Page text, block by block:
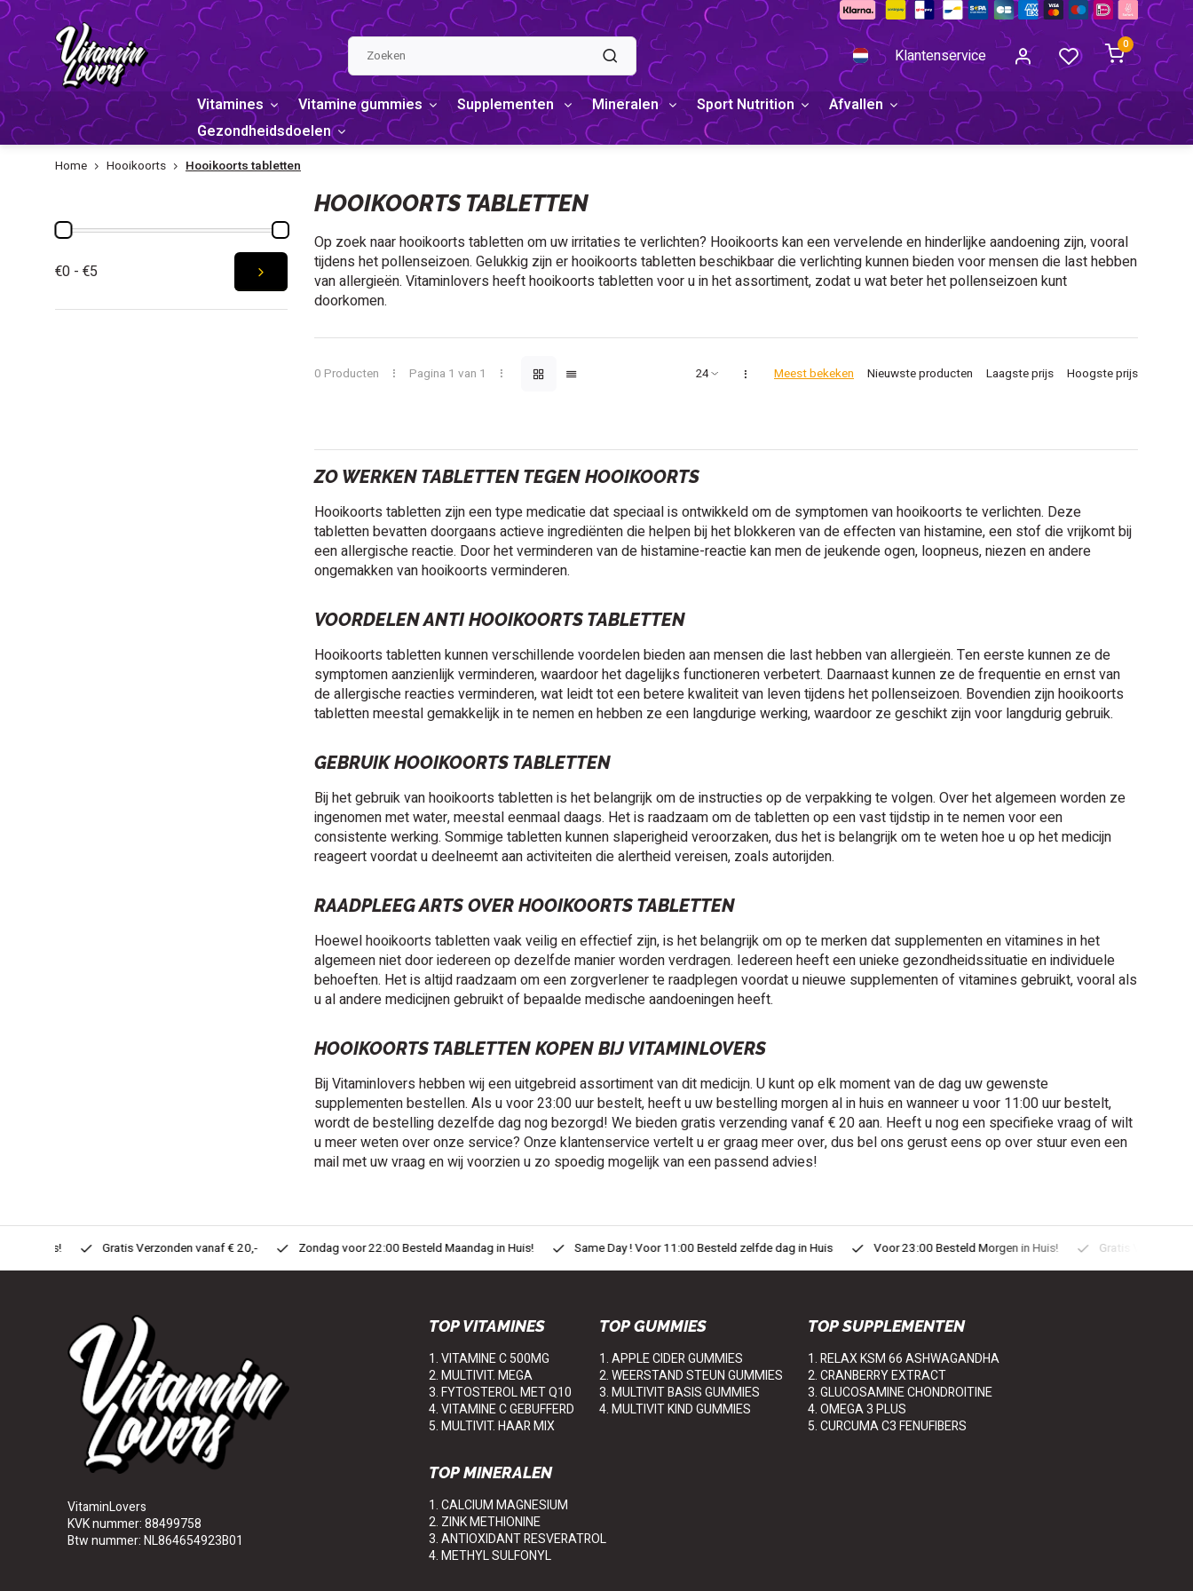
Klantenservice
0
Vitamines Vitamine gummies Supplementen Mineralen Sport Nutrition
Afvallen
Gezondheidsdoelen
Home Hooikoorts Hooikoorts tabletten
€0 - €5
HOOIKOORTS TABLETTEN
Op zoek naar hooikoorts tabletten om uw irritaties te verlichten? Hooikoorts kan een vervelende en hinderlijke aandoening zijn, vooral
tijdens het pollenseizoen. Gelukkig zijn er hooikoorts tabletten beschikbaar die verlichting kunnen bieden voor mensen die last hebben
van allergieën. Vitaminlovers heeft hooikoorts tabletten voor u in het assortiment, zodat u wat beter het pollenseizoen kunt
doorkomen.
0 Producten Pagina 1 van 1 Meest bekeken Nieuwste producten Laagste prijs Hoogste prijs
ZO WERKEN TABLETTEN TEGEN HOOIKOORTS
Hooikoorts tabletten zijn een type medicatie dat speciaal is ontwikkeld om de symptomen van hooikoorts te verlichten. Deze
tabletten bevatten doorgaans actieve ingrediënten die helpen bij het blokkeren van de effecten van histamine, een stof die vrijkomt bij
een allergische reactie. Door het verminderen van de histamine-reactie kan men de jeukende ogen, loopneus, niezen en andere
ongemakken van hooikoorts verminderen.
VOORDELEN ANTI HOOIKOORTS TABLETTEN
Hooikoorts tabletten kunnen verschillende voordelen bieden aan mensen die last hebben van allergieën. Ten eerste kunnen ze de
symptomen aanzienlijk verminderen, waardoor het dagelijks functioneren verbetert. Daarnaast kunnen ze de frequentie en ernst van
de allergische reacties verminderen, wat leidt tot een betere kwaliteit van leven tijdens het pollenseizoen. Bovendien zijn hooikoorts
tabletten meestal gemakkelijk in te nemen en hebben ze een langdurige werking, waardoor ze geschikt zijn voor langdurig gebruik.
GEBRUIK HOOIKOORTS TABLETTEN
Bij het gebruik van hooikoorts tabletten is het belangrijk om de instructies op de verpakking te volgen. Over het algemeen worden ze
ingenomen met water, meestal eenmaal daags. Het is raadzaam om de tabletten op een vast tijdstip in te nemen voor een
consistente werking. Sommige tabletten kunnen slaperigheid veroorzaken, dus het is belangrijk om te weten hoe u op het medicijn
reageert voordat u deelneemt aan activiteiten die alertheid vereisen, zoals autorijden.
RAADPLEEG ARTS OVER HOOIKOORTS TABLETTEN
Hoewel hooikoorts tabletten vaak veilig en effectief zijn, is het belangrijk om op te merken dat supplementen en vitamines in het
algemeen niet door iedereen op dezelfde manier worden verdragen. Iedereen heeft een unieke gezondheidssituatie en individuele
behoeften. Het is altijd raadzaam om een zorgverlener te raadplegen voordat u nieuwe supplementen of vitamines gebruikt, vooral als
u al andere medicijnen gebruikt of bepaalde medische aandoeningen heeft.
HOOIKOORTS TABLETTEN KOPEN BIJ VITAMINLOVERS
Bij Vitaminlovers hebben wij een uitgebreid assortiment van dit medicijn. U kunt op elk moment van de dag uw gewenste
supplementen bestellen. Als u voor 23:00 uur bestelt, heeft u uw bestelling morgen al in huis en wanneer u voor 11:00 uur bestelt,
wordt de bestelling dezelfde dag nog bezorgd! We bieden gratis verzending vanaf € 20 aan. Heeft u nog een specifieke vraag of wilt
u meer weten over onze service? Onze klantenservice vertelt u er graag meer over, dus bel ons gerust eens op over stuur even een
mail met uw vraag en wij voorzien u zo spoedig mogelijk van een passend advies!
Gratis Verzonden vanaf € 20,- Zondag voor 22:00 Besteld Maandag in Huis! Same Day ! Voor 11:00 Besteld zelfde dag in Huis Voor 23:00 Besteld Morgen in Huis! Gratis Verzonden
VitaminLovers
KVK nummer: 88499758
Btw nummer: NL864654923B01
TOP VITAMINES
1. VITAMINE C 500MG
2. MULTIVIT. MEGA
3. FYTOSTEROL MET Q10
4. VITAMINE C GEBUFFERD
5. MULTIVIT. HAAR MIX
TOP GUMMIES
1. APPLE CIDER GUMMIES
2. WEERSTAND STEUN GUMMIES
3. MULTIVIT BASIS GUMMIES
4. MULTIVIT KIND GUMMIES
TOP SUPPLEMENTEN
1. RELAX KSM 66 ASHWAGANDHA
2. CRANBERRY EXTRACT
3. GLUCOSAMINE CHONDROITINE
4. OMEGA 3 PLUS
5. CURCUMA C3 FENUFIBERS
TOP MINERALEN
1. CALCIUM MAGNESIUM
2. ZINK METHIONINE
3. ANTIOXIDANT RESVERATROL
4. METHYL SULFONYL